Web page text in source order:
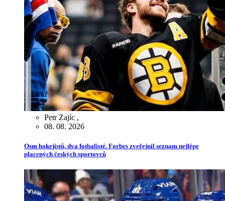
Petr Zajíc ,
08. 08. 2026
Osm hokejistů, dva fotbalisté. Forbes zveřejnil seznam nejlépe
placených českých sportovců